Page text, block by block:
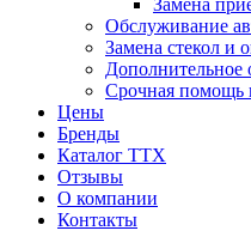
Замена
Обслуживание
Замена стекол и
Дополнительное
Срочная помощь
Цены
Бренды
Каталог ТТХ
Отзывы
О компании
Контакты